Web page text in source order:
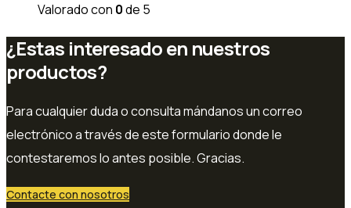
Valorado con 0de 5
¿Estas interesado en nuestros
productos?
Para cualquier duda o consulta mándanos un correo
electrónico a través de este formulario donde le
contestaremos lo antes posible. Gracias.
Contacte con nosotros